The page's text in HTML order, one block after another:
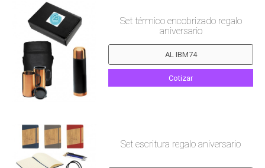
Set térmico encobrizado regalo
aniversario
Cotizar
Set escritura regalo aniversario